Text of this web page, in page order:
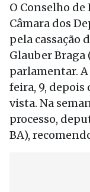
O Conselho
Câmara dos
pela cassação
Glauber Braga
parlamentar.
feira, 9, depois
vista. Na
processo,
BA),